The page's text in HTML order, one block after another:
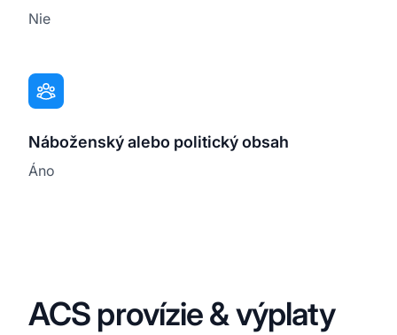
Nie
Náboženský alebo politický obsah
Áno
ACS provízie & výplaty